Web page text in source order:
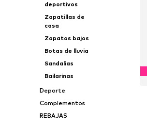
deportivos
Zapatillas de
casa
Zapatos bajos
Botas de lluvia
Sandalias
Bailarinas
Deporte
Complementos
REBAJAS